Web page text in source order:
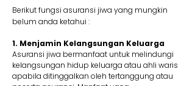
Berikut fungsi asuransi jiwa yang mungkin
belum anda ketahui :
1. Menjamin Kelangsungan Keluarga
Asuransi jiwa bermanfaat untuk melindungi
kelangsungan hidup keluarga atau ahli waris
apabila ditinggalkan oleh tertanggung atau